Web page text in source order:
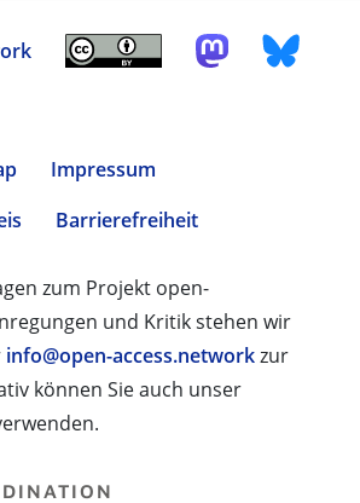
Impressum
Barrierefreiheit
zum Projekt open-
und Kritik stehen wir
info@open-access.networkzur
können Sie auch unser